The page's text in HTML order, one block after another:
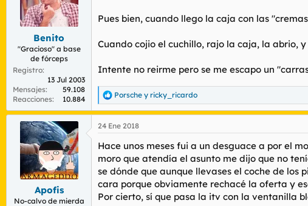
n
e
:
Benito
"Gracioso" a base
de fórceps
Registro
13 Jul 2003
Mensajes
59.108
Reacciones
10.884
Pues bien, cuando llego la caja con las
Cuando cojio el cuchillo, rajo la caja, la abrio,
Intente no reirme pero se me escapo un
R
e
a
c
i
o
e
s
:
Porsche y ricky_ricardo
Apofis
No-calvo de mierda
24 Ene 2018
Hace unos meses fui a un desguace a por el
moro que atendía el asunto me dijo que no
se dónde que aunque llevases el coche de
cara porque obviamente rechacé la oferta y
Por cierto, sí que pasa la itv con la ventanilla